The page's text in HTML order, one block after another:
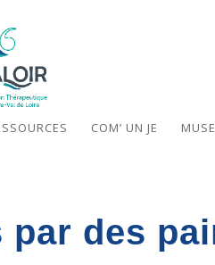
COM’ UN JE
par des